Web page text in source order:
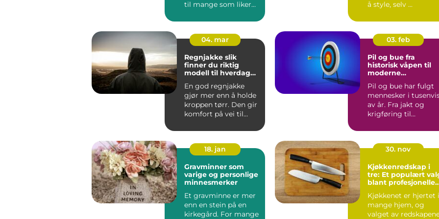
til mange som liker
å style, selv ...
04. mar
Regnjakke slik
finner du riktig
modell til hverdag
En god regnjakke
gjør mer enn å holde
kroppen tørr. Den gir
komfort på vei til
byg...
03. feb
Pil og bue fra
historisk våpen til
moderne
Pil og bue har fulgt
mennesker i
av år. Fra jakt og
krigføring til
hobbybruk...
18. jan
Gravminner som
varige og personlige
minnesmerker
Et gravminne er mer
enn en stein på en
kirkegård. For mange
30. nov
Kjøkkenredskap i
tre: Et populært
blant profesjonelle
hobbykokker
Kjøkkenet er hjertet i
mange hjem, og
valget av